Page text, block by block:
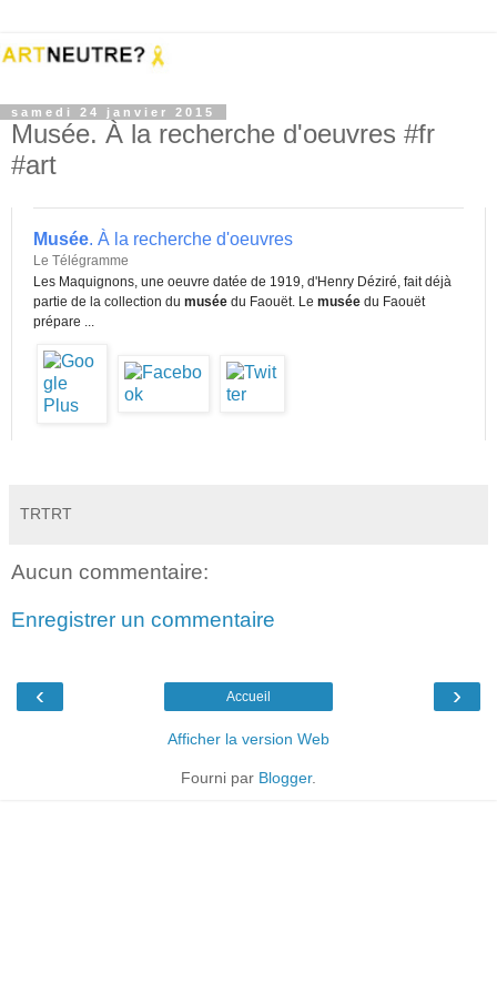
samedi 24 janvier 2015
Musée. À la recherche d'oeuvres #fr
#art
Musée. À la recherche d'oeuvres
Le Télégramme
Les Maquignons, une oeuvre datée de 1919, d'Henry Déziré, fait déjà
partie de la collection du musée du Faouët. Le musée du Faouët
prépare ...
TRTRT
Aucun commentaire:
Enregistrer un commentaire
‹ ›
Accueil
Afficher la version Web
Fourni par Blogger.